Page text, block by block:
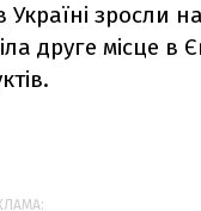
зросли
друге місце в